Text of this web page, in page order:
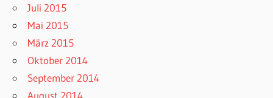
Juli 2015
Mai 2015
März 2015
Oktober 2014
September 2014
August 2014